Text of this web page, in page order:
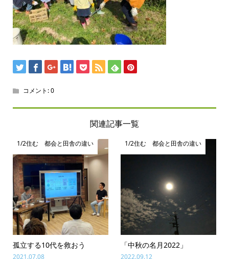
コメント:0
関連記事一覧
1/2住む 都会と田舎の違い
孤立する10代を救おう
2021.07.08
1/2住む 都会と田舎の違い
「中秋の名月2022」
2022.09.12